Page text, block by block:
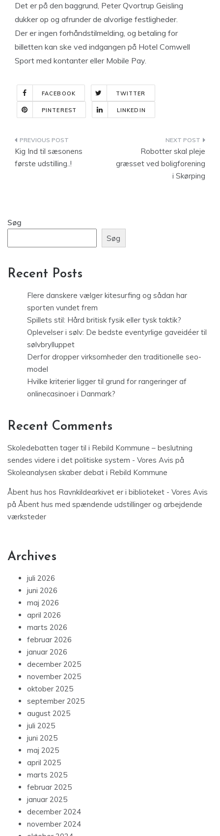
Det er på den baggrund, Peter Qvortrup Geisling
dukker op og afrunder de alvorlige festligheder.
Der er ingen forhåndstilmelding, og betaling for
billetten kan ske ved indgangen på Hotel Comwell
Sport med kontanter eller Mobile Pay.
FACEBOOK TWITTER
PINTEREST LINKEDIN
Indlægsnavigation
Kig Ind til sæsonens
første udstilling..!
Robotter skal pleje
græsset ved boligforening
i Skørping
Søg
Søg
Recent Posts
Flere danskere vælger kitesurfing og sådan har
sporten vundet frem
Spillets stil: Hård britisk fysik eller tysk taktik?
Oplevelser i sølv: De bedste eventyrlige gaveidéer til
sølvbrylluppet
Derfor dropper virksomheder den traditionelle seo-
model
Hvilke kriterier ligger til grund for rangeringer af
onlinecasinoer i Danmark?
Recent Comments
Skoledebatten tager til i Rebild Kommune – beslutning
sendes videre i det politiske system - Vores Avis på
Skoleanalysen skaber debat i Rebild Kommune
Åbent hus hos Ravnkildearkivet er i biblioteket - Vores Avis
på Åbent hus med spændende udstillinger og arbejdende
værksteder
Archives
juli 2026
juni 2026
maj 2026
april 2026
marts 2026
februar 2026
januar 2026
december 2025
november 2025
oktober 2025
september 2025
august 2025
juli 2025
juni 2025
maj 2025
april 2025
marts 2025
februar 2025
januar 2025
december 2024
november 2024